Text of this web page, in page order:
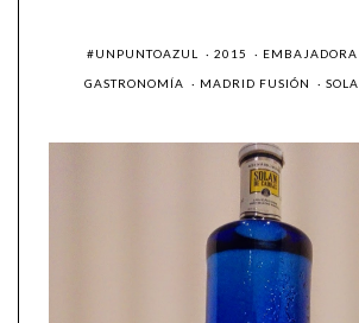
#UNPUNTOAZUL · 2015 · EMBAJADORA
GASTRONOMÍA · MADRID FUSIÓN ·